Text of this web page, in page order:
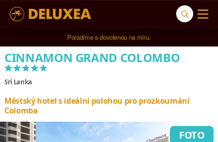
5* cestovní kancelář na luxusní dovolenou od 100.000 Kč.
CINNAMON GRAND COLOMBO
*****
Srí Lanka
Městský hotel s ideální polohou pro prozkoumání
Colomba
FOTO